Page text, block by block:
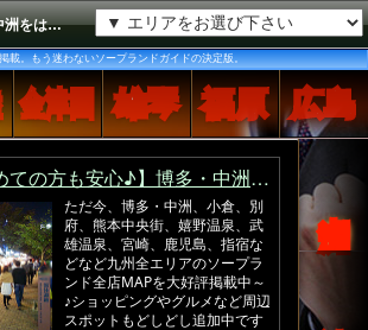
福岡市博多区の歓楽街中洲をはじめ九州エリア全てのソープランド店を料金別に紹介。九州ソープの全てが分かります。
載。もう迷わないソープランドガイドの決定版。
金津園 雄琴 福原 広島